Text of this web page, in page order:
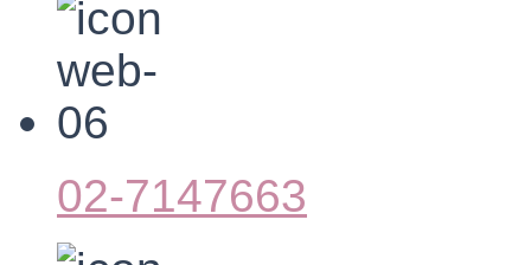
02-7147663